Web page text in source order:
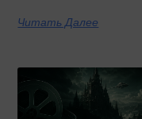
Читать Далее